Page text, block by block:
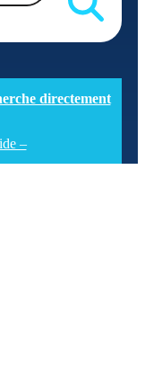
directement
–